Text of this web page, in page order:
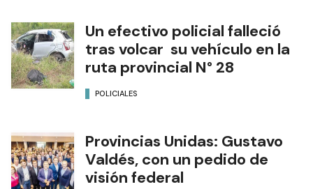
Un efectivo policial falleció
tras volcar su vehículo en la
ruta provincial N° 28
POLICIALES
Provincias Unidas: Gustavo
Valdés, con un pedido de
visión federal